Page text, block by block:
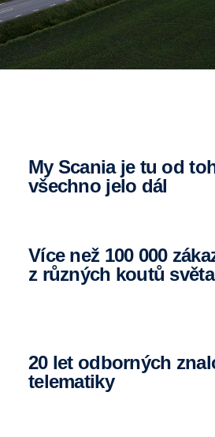
My Scania je tu od toho, aby
všechno jelo dál
Více než 100 000 zákazníků
z různých koutů světa
20 let odborných znalostí v oblasti
telematiky